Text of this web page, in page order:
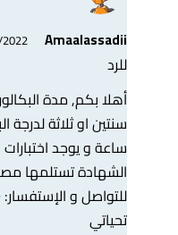
Amaalassadii
03/3/
للرد
ساعة و يوجد
الشهادة تستلمها
للتواصل و الإستفسار: 0096171879119
تحياتي